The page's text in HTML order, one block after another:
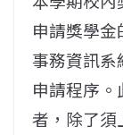
申請獎學
事務資訊
申請程序
者，除了須